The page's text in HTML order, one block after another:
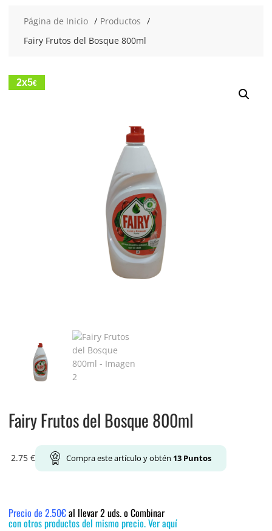
Página de Inicio
Productos
Fairy Frutos del Bosque 800ml
2x5€
Fairy Frutos del Bosque 800ml
2.75 € Compra este artículo y obtén 13Puntos
Precio de 2.50€al llevar 2 uds. o Combinar
con otros productos del mismo precio. Ver aquí